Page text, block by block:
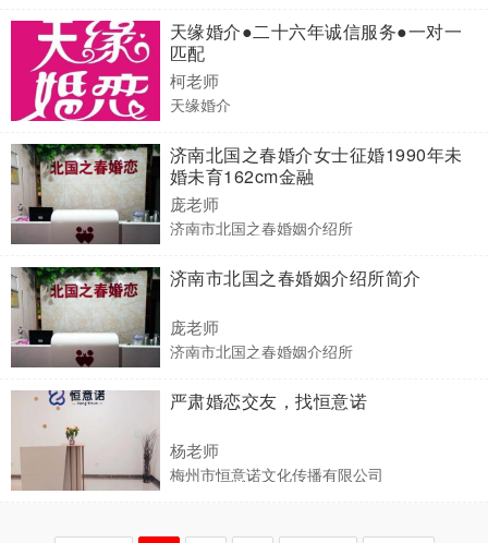
天缘婚介●二十六年诚信服务●一对一
匹配
柯老师
天缘婚介
济南北国之春婚介女士征婚1990年未
婚未育162cm金融
庞老师
济南市北国之春婚姻介绍所
济南市北国之春婚姻介绍所简介
庞老师
济南市北国之春婚姻介绍所
严肃婚恋交友，找恒意诺
杨老师
梅州市恒意诺文化传播有限公司